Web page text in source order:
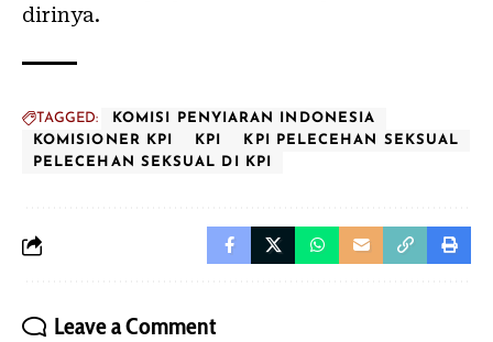
dirinya.
TAGGED:
KOMISI PENYIARAN INDONESIA
KOMISIONER KPI
KPI
KPI PELECEHAN SEKSUAL
PELECEHAN SEKSUAL DI KPI
Leave a Comment